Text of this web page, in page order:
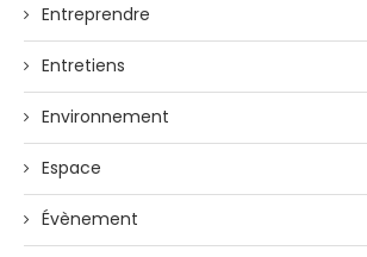
Entreprendre
Entretiens
Environnement
Espace
Évènement